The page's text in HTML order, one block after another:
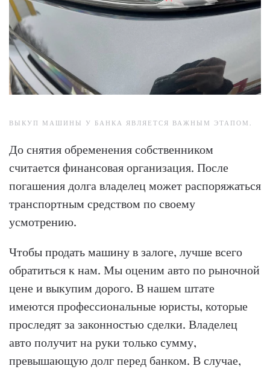
ВЫКУП МАШИНЫ У БАНКА ЯВЛЯЕТСЯ ВАЖНЫМ ЭТАПОМ.
До снятия обременения собственником
считается финансовая организация. После
погашения долга владелец может распоряжаться
транспортным средством по своему
усмотрению.
Чтобы продать машину в залоге, лучше всего
обратиться к нам. Мы оценим авто по рыночной
цене и выкупим дорого. В нашем штате
имеются профессиональные юристы, которые
проследят за законностью сделки. Владелец
авто получит на руки только сумму,
превышающую долг перед банком. В случае,